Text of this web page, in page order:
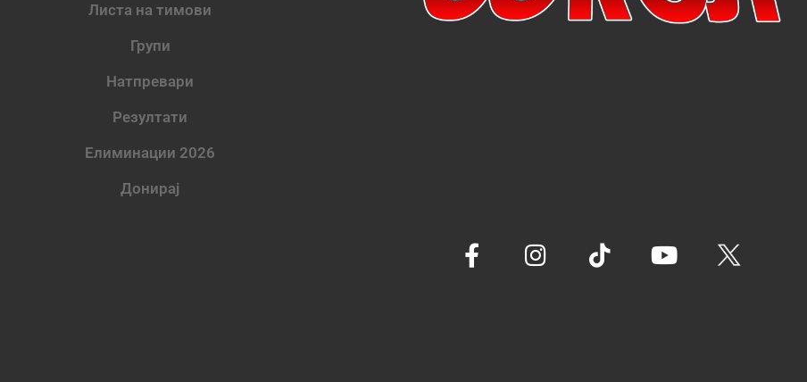
Листа на тимови
Групи
Натпревари
Резултати
Елиминации 2026
Донирај